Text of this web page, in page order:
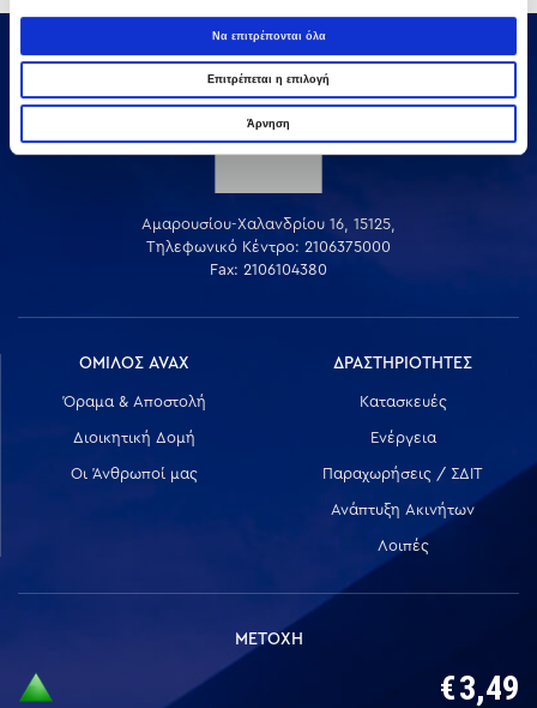
Να επιτρέπονται όλα
Επιτρέπεται η επιλογή
Άρνηση
Αμαρουσίου-Χαλανδρίου 16, 15125,
Τηλεφωνικό Κέντρο: 2106375000
Fax: 2106104380
ΟΜΙΛΟΣ AVAX
Όραμα & Αποστολή
Διοικητική Δομή
Οι Άνθρωποί μας
ΔΡΑΣΤΗΡΙΟΤΗΤΕΣ
Κατασκευές
Ενέργεια
Παραχωρήσεις / ΣΔΙΤ
Ανάπτυξη Ακινήτων
Λοιπές
ΜΕΤΟΧΗ